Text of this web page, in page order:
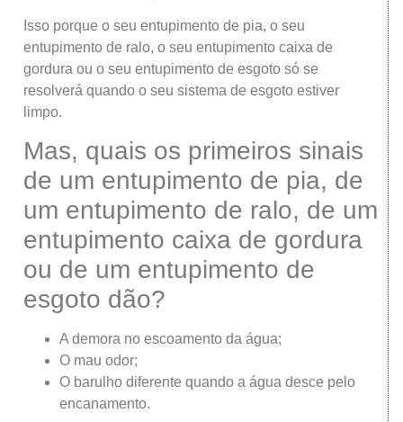
Isso porque o seu entupimento de pia, o seu
entupimento de ralo, o seu entupimento caixa de
gordura ou o seu entupimento de esgoto só se
resolverá quando o seu sistema de esgoto estiver
limpo.
Mas, quais os primeiros sinais
de um entupimento de pia, de
um entupimento de ralo, de um
entupimento caixa de gordura
ou de um entupimento de
esgoto dão?
A demora no escoamento da água;
O mau odor;
O barulho diferente quando a água desce pelo
encanamento.